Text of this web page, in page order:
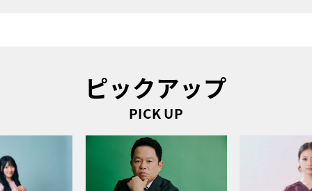
ピックアップ
PICK UP